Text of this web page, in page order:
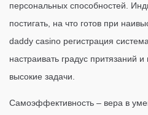
персональных способностей.
постигать, на что готов при
daddy casino регистрация
настраивать градус притязаний
высокие задачи.
Самоэффективность – вера в